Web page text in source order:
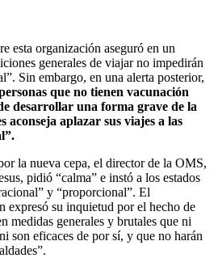
esta organización aseguró en un
generales de viajar no impedirán
Sin embargo, en una alerta posterior,
que no tienen vacunación
desarrollar una forma grave de la
aconseja aplazar sus viajes a las
la nueva cepa, el director de la OMS,
pidió “calma” e instó a los estados
y “proporcional”. El
expresó su inquietud por el hecho de
medidas generales y brutales que ni
son eficaces de por sí, y que no harán